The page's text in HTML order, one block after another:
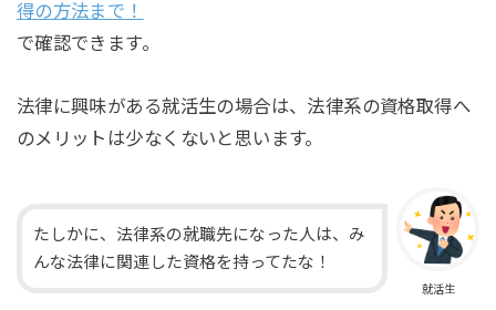
得の方法まで！
で確認できます。
法律に興味がある就活生の場合は、法律系の資格取得へ
のメリットは少なくないと思います。
就活生
たしかに、法律系の就職先になった人は、み
んな法律に関連した資格を持ってたな！